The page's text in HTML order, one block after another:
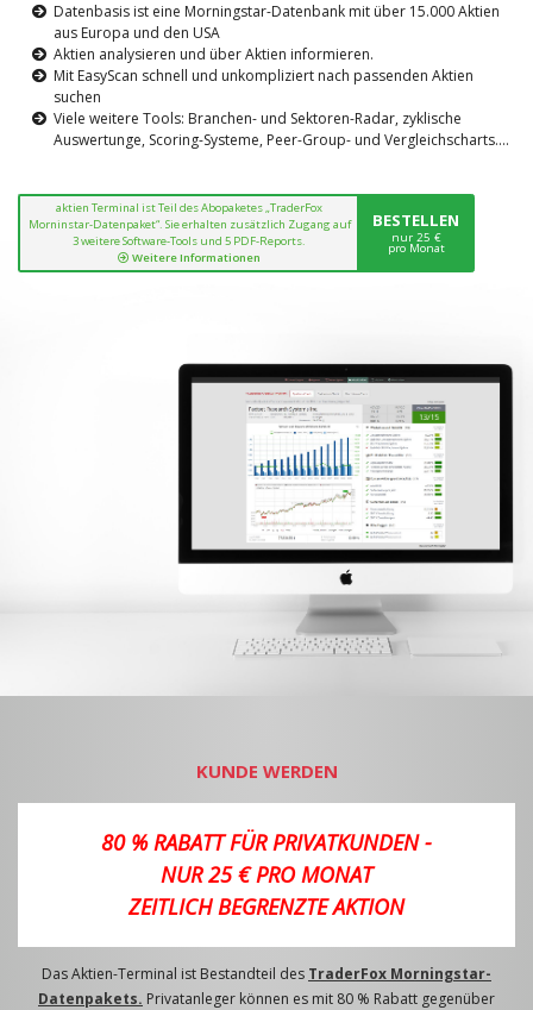
Datenbasis ist eine Morningstar-Datenbank mit über 15.000 Aktien
aus Europa und den USA
Aktien analysieren und über Aktien informieren.
Mit EasyScan schnell und unkompliziert nach passenden Aktien
suchen
Viele weitere Tools: Branchen- und Sektoren-Radar, zyklische
Auswertunge, Scoring-Systeme, Peer-Group- und Vergleichscharts....
aktien Terminal ist Teil des Abopaketes „TraderFox
Morninstar-Datenpaket“. Sie erhalten zusätzlich Zugang auf
3 weitere Software-Tools und 5 PDF-Reports.
Weitere Informationen
BESTELLEN
nur 25 €
pro Monat
KUNDE WERDEN
80 % RABATT FÜR PRIVATKUNDEN -
NUR 25 € PRO MONAT
ZEITLICH BEGRENZTE AKTION
Das Aktien-Terminal ist Bestandteil des TraderFox Morningstar-
Datenpakets. Privatanleger können es mit 80 % Rabatt gegenüber